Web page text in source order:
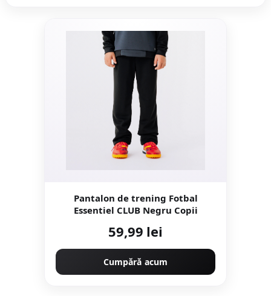
Pantalon de trening Fotbal
Essentiel CLUB Negru Copii
59,99 lei
Cumpără acum